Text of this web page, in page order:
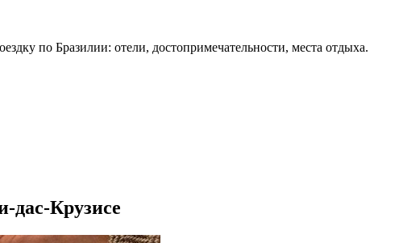
по Бразилии: отели, достопримечательности, места отдыха.
Крузисе